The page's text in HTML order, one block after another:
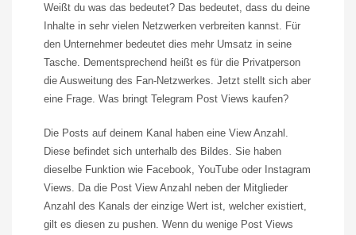
Weißt du was das bedeutet? Das bedeutet, dass du deine
Inhalte in sehr vielen Netzwerken verbreiten kannst. Für
den Unternehmer bedeutet dies mehr Umsatz in seine
Tasche. Dementsprechend heißt es für die Privatperson
die Ausweitung des Fan-Netzwerkes. Jetzt stellt sich aber
eine Frage. Was bringt Telegram Post Views kaufen?
Die Posts auf deinem Kanal haben eine ViewAnzahl.
Diese befindet sich unterhalb des Bildes. Sie haben
dieselbe Funktion wie Facebook, YouTube oder Instagram
Views.
Da die Post ViewAnzahl neben der Mitglieder
Anzahl des Kanals der einzige Wert ist, welcher existiert,
gilt es diesen zu pushen. Wenn du wenige Post Views